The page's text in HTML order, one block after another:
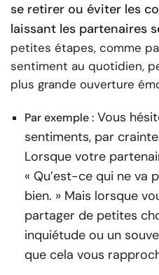
se retirer ou éviter les
laissant les partenaires
petites étapes, comme
sentiment au quotidien,
plus grande ouverture
Par exemple : Vous
sentiments, par
Lorsque votre
« Qu’est-ce qui ne va
bien. » Mais lorsque
partager de petites
inquiétude ou un
que cela vous